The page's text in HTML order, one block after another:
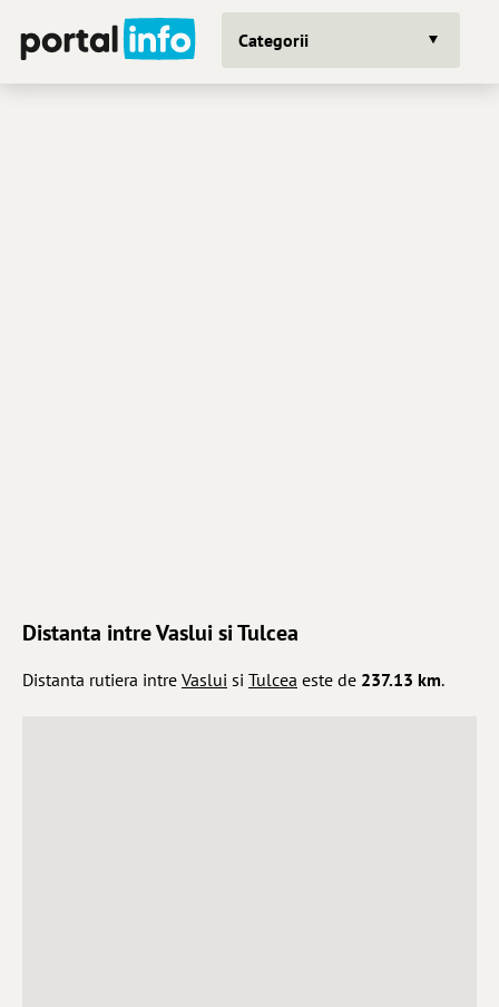
Categorii
Distanta intre Vaslui si Tulcea
Distanta rutiera intre Vaslui si Tulcea este de 237.13 km.